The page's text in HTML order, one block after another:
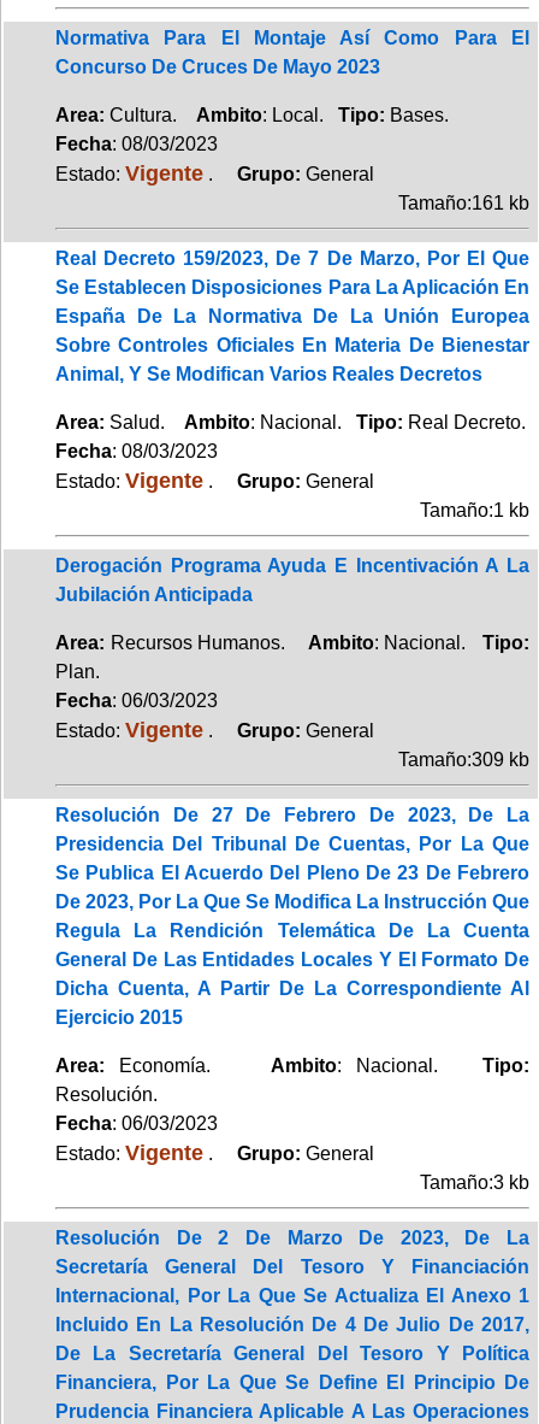
Normativa Para El Montaje Así Como Para El
Concurso De Cruces De Mayo 2023
Area: Cultura. Ambito: Local. Tipo: Bases.
Fecha: 08/03/2023
Estado: Vigente . Grupo: General
Tamaño:161 kb
Real Decreto 159/2023, De 7 De Marzo, Por El Que
Se Establecen Disposiciones Para La Aplicación En
España De La Normativa De La Unión Europea
Sobre Controles Oficiales En Materia De Bienestar
Animal, Y Se Modifican Varios Reales Decretos
Area: Salud. Ambito: Nacional. Tipo: Real Decreto.
Fecha: 08/03/2023
Estado: Vigente . Grupo: General
Tamaño:1 kb
Derogación Programa Ayuda E Incentivación A La
Jubilación Anticipada
Area: Recursos Humanos. Ambito: Nacional.Tipo:
Plan.
Fecha: 06/03/2023
Estado: Vigente . Grupo: General
Tamaño:309 kb
Resolución De 27 De Febrero De 2023, De La
Presidencia Del Tribunal De Cuentas, Por La Que
Se Publica El Acuerdo Del Pleno De 23 De Febrero
De 2023, Por La Que Se Modifica La Instrucción Que
Regula La Rendición Telemática De La Cuenta
General De Las Entidades Locales Y El Formato De
Dicha Cuenta, A Partir De La Correspondiente Al
Ejercicio 2015
Area: Economía. Ambito: Nacional.Tipo:
Resolución.
Fecha: 06/03/2023
Estado: Vigente . Grupo: General
Tamaño:3 kb
Resolución De 2 De Marzo De 2023, De La
Secretaría General Del Tesoro Y Financiación
Internacional, Por La Que Se Actualiza El Anexo 1
Incluido En La Resolución De 4 De Julio De 2017,
De La Secretaría General Del Tesoro Y Política
Financiera, Por La Que Se Define El Principio De
Prudencia Financiera Aplicable A Las Operaciones